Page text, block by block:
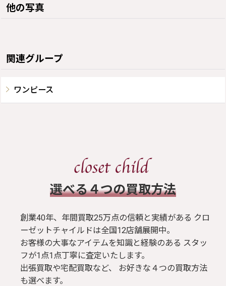
他の写真
関連グループ
ワンピース
​選べる４つの買取方法
創業40年、年間買取25万点の信頼と実績がある クロ
ーゼットチャイルドは全国12店舗展開中。
お客様の大事なアイテムを知識と経験のある スタッ
フが1点1点丁寧に査定いたします。
出張買取や宅配買取など、 お好きな４つの買取方法
も選べます。